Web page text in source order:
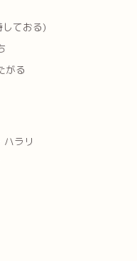
ておる)
がる
ラリ